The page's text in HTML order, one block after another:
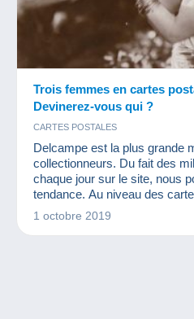
Trois femmes en cartes
Devinerez-vous qui ?
CARTES POSTALES
Delcampe est la plus grande
collectionneurs. Du fait des
chaque jour sur le site, nous
tendance. Au niveau des
célébrités, ces trois femmes
1 octobre 2019